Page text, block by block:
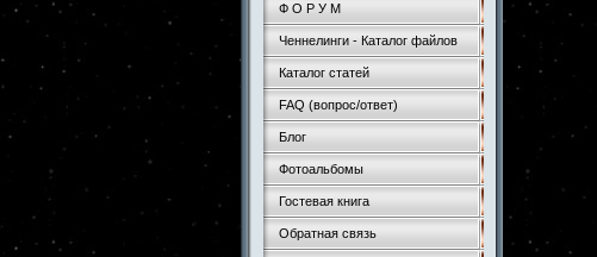
Ф О Р У М
Ченнелинги - Каталог файлов
Каталог статей
FAQ (вопрос/ответ)
Блог
Фотоальбомы
Гостевая книга
Обратная связь